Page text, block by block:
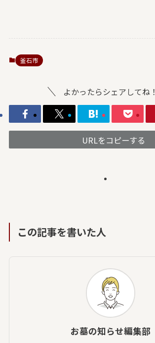
釜石市
よかったらシェアしてね！
URLをコピーする
この記事を書いた人
お墓の知らせ編集部